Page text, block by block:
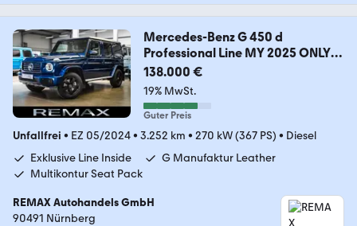
Mercedes-Benz G 450 d
Professional Line MY 2025 ONLY
3.250km
138.000 €
19% MwSt.
Guter Preis
Unfallfrei • EZ 05/2024• 3.252 km • 270 kW (367 PS) • Diesel
Exklusive Line Inside
G Manufaktur Leather
Multikontur Seat Pack
REMAX Autohandels GmbH
90491 Nürnberg